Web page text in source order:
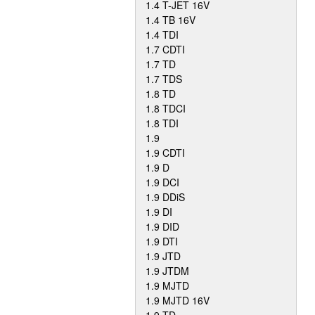
1.4 T-JET 16V
1.4 TB 16V
1.4 TDI
1.7 CDTI
1.7 TD
1.7 TDS
1.8 TD
1.8 TDCI
1.8 TDI
1.9
1.9 CDTI
1.9 D
1.9 DCI
1.9 DDiS
1.9 DI
1.9 DID
1.9 DTI
1.9 JTD
1.9 JTDM
1.9 MJTD
1.9 MJTD 16V